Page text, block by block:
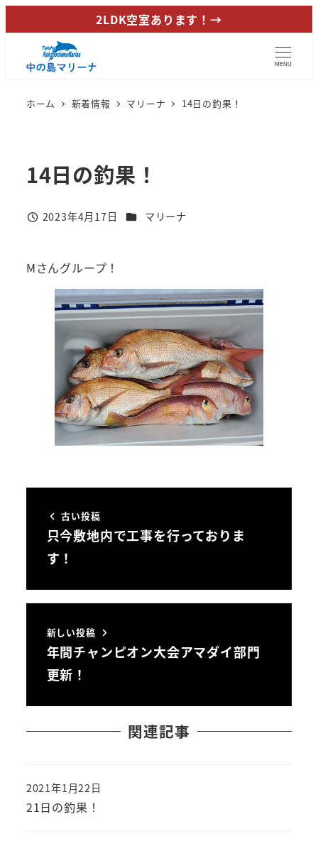
イ
2LDK空室あります！→
MENU
ホーム 新着情報 マリーナ 14日の釣果！
14日の釣果！
投稿日
2023年4月17日 カテゴリー
マリーナ
Mさんグループ！
古い投稿
只今敷地内で工事を行っておりま
す！
新しい投稿
年間チャンピオン大会アマダイ部門
更新！
関連記事
21日の釣果！
投稿日
2021年1月22日